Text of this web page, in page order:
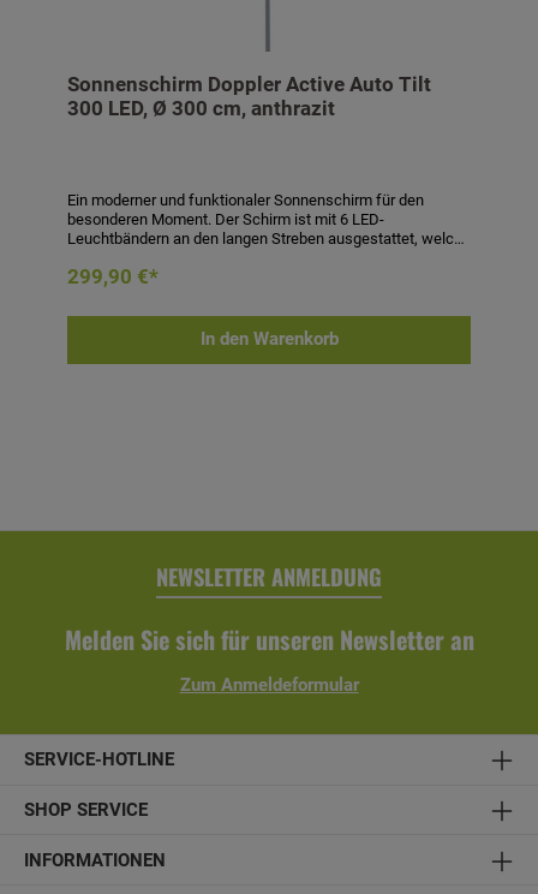
Sonnenschirm Doppler Active Auto Tilt
300 LED, Ø 300 cm, anthrazit
Ein moderner und funktionaler Sonnenschirm für den
besonderen Moment. Der Schirm ist mit 6 LED-
Leuchtbändern an den langen Streben ausgestattet, welche
werden können. Die Akku-Ladung erfolgt mittels eines
zweiten Akku und einem USB-Ladegerät geliefert, damit Sie
bei längerem Betrieb auf einen Ersatzakku zurückgreifen
anthrazit Größe ca. 300 cm/6-tlg.Stock/Rohr Ø 35/38
299,90 €*
In den Warenkorb
NEWSLETTER ANMELDUNG
Melden Sie sich für unseren Newsletter an
Zum Anmeldeformular
SERVICE-HOTLINE
SHOP SERVICE
INFORMATIONEN